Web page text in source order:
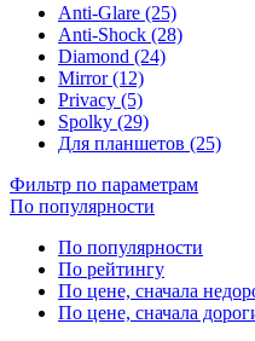
Anti-Glare (25)
Anti-Shock (28)
Diamond (24)
Mirror (12)
Privacy (5)
Spolky (29)
Для планшетов (25)
Фильтр по параметрам
По популярности
По популярности
По рейтингу
По цене, сначала
По цене, сначала